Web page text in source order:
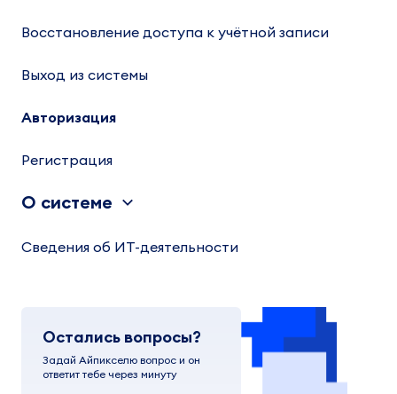
Восстановление доступа к учётной записи
Выход из системы
Авторизация
Регистрация
О системе
Сведения об ИТ-деятельности
Остались вопросы?
Задай Айпикселю вопрос и он
ответит тебе через минуту